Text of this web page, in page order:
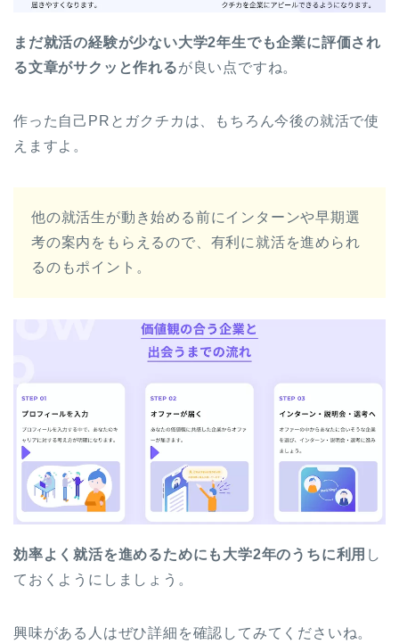
まだ就活の経験が少ない大学2年生でも企業に評価され
る文章がサクッと作れるが良い点ですね。
作った自己PRとガクチカは、もちろん今後の就活で使
えますよ。
他の就活生が動き始める前にインターンや早期選
考の案内をもらえるので、有利に就活を進められ
るのもポイント。
効率よく就活を進めるためにも大学2年のうちに利用 し
ておくようにしましょう。
興味がある人はぜひ詳細を確認してみてくださいね。